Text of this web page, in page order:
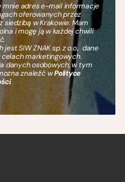
adres e-mail informacje
oferowanych przez
siedzibą w Krakowie. Mam
i mogę ją w każdej chwili
SIW ZNAK sp. z o.o., dane
marketingowych.
danych osobowych, w tym
znaleźć wPolityce
.